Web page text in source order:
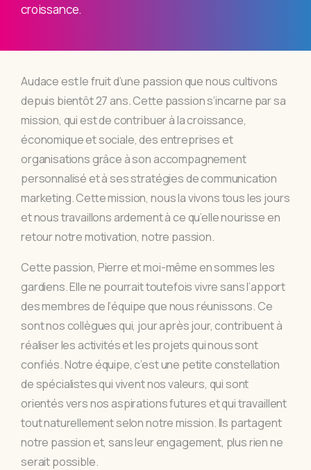
croissance.
Audace est le fruit d’une passion que nous cultivons
depuis bientôt 27 ans. Cette passion s’incarne par sa
mission, qui est de contribuer à la croissance,
économique et sociale, des entreprises et
organisations grâce à son accompagnement
personnalisé et à ses stratégies de communication
marketing. Cette mission, nous la vivons tous les jours
et nous travaillons ardement à ce qu’elle nourisse en
retour notre motivation, notre passion.
Cette passion, Pierre et moi-même en sommes les
gardiens. Elle ne pourrait toutefois vivre sans l’apport
des membres de l’équipe que nous réunissons. Ce
sont nos collègues qui, jour après jour, contribuent à
réaliser les activités et les projets qui nous sont
confiés. Notre équipe, c’est une petite constellation
de spécialistes qui vivent nos valeurs, qui sont
orientés vers nos aspirations futures et qui travaillent
tout naturellement selon notre mission. Ils partagent
notre passion et, sans leur engagement, plus rien ne
serait possible.